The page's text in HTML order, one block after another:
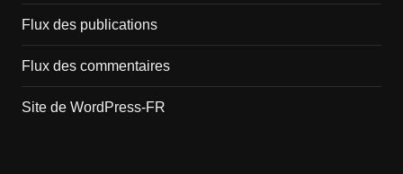
Flux des publications
Flux des commentaires
Site de WordPress-FR